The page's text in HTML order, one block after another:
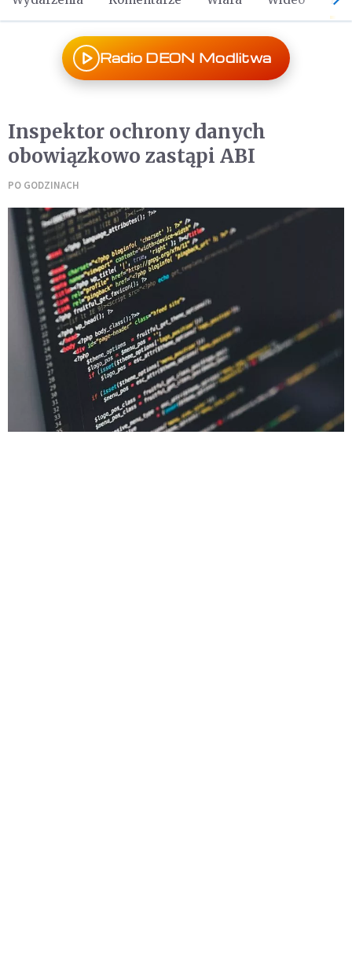
Radio DEON Modlitwa
Inspektor ochrony danych
obowiązkowo zastąpi ABI
PO GODZINACH